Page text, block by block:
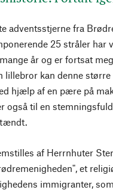
adventsstjerne fra
25 stråler har
år og er fortsat
lillebror kan denne
hjælp af en pære på
også til en
af Herrnhuter
et
immigranter,